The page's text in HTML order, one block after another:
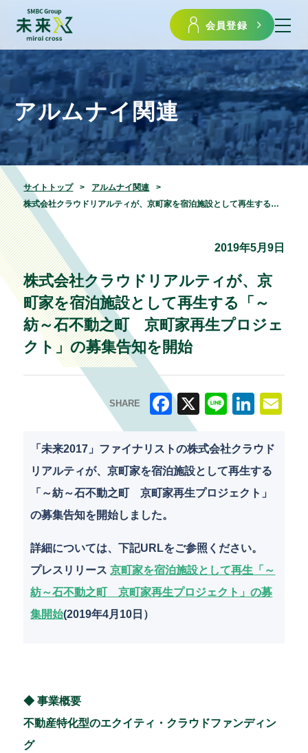
会員登録
アルムナイ関連
サイトトップ
アルムナイ関連
株式会社クラウドリアルティが、京町家を宿泊施設として再生する「～紡～石不動之町 京町家再生プロジェクト」の募集告知を開始
2019年5月9日
株式会社クラウドリアルティが、京
町家を宿泊施設として再生する「～
紡～石不動之町 京町家再生プロジェ
クト」の募集告知を開始
SHARE
F
a
c
e
b
o
k
X
n
e
n
k
e
m
ai
「未来2017」ファイナリストの株式会社クラウド
リアルティが、京町家を宿泊施設として再生する
「～紡～石不動之町 京町家再生プロジェクト」
の募集告知を開始しました。
詳細については、下記URLをご参照ください。
プレスリリース京町家を宿泊施設として再生「～
紡～石不動之町 京町家再生プロジェクト」の募
集開始(2019年4月10日）
◆ 事業概要
不動産特化型のエクイティ・クラウドファンディン
グ